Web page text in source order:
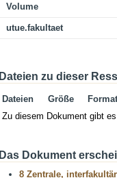
Volume
utue.fakultaet
Dateien zu dieser
Dateien Größe
Format
Zu diesem Dokument gibt
Das Dokument
8 Zentrale,